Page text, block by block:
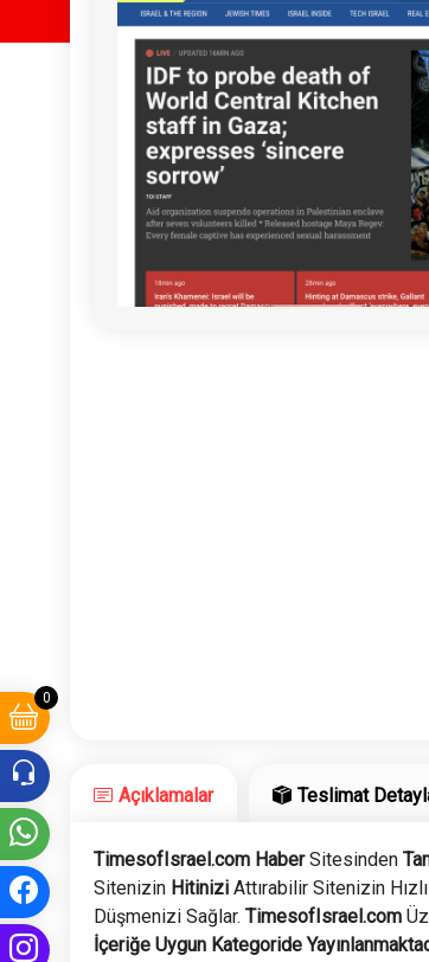
0
Açıklamalar Teslimat
TimesofIsrael.com HaberSitesinden
Sitenizin Hitinizi Attırabilir Sitenizin Hızlı
Düşmenizi Sağlar.TimesofIsrael.com
İçeriğe Uygun Kategoride